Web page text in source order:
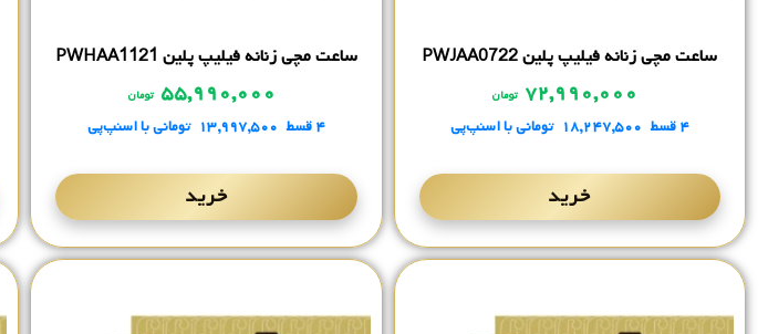
ساعت مچی زنانه فیلیپ پلین PWJAA0722
۷۲,۹۹۰,۰۰۰ تومان
۴ قسط ۱۸,۲۴۷,۵۰۰ تومانیبا اسنپ‌پی
خرید
ساعت مچی زنانه فیلیپ پلین PWHAA1121
۵۵,۹۹۰,۰۰۰ تومان
۴ قسط ۱۳,۹۹۷,۵۰۰ تومانیبا اسنپ‌پی
خرید